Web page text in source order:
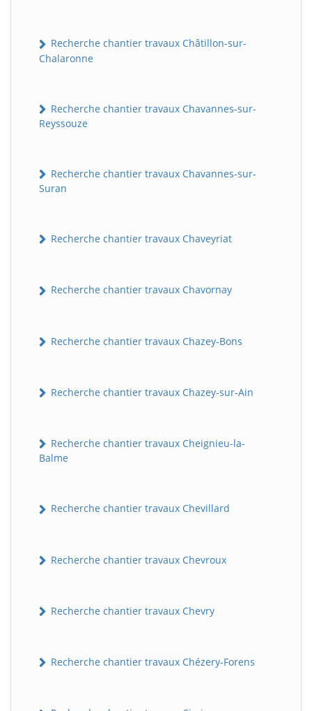
Recherche chantier travaux Châtillon-sur-
Chalaronne
Recherche chantier travaux Chavannes-sur-
Reyssouze
Recherche chantier travaux Chavannes-sur-
Suran
Recherche chantier travaux Chaveyriat
Recherche chantier travaux Chavornay
Recherche chantier travaux Chazey-Bons
Recherche chantier travaux Chazey-sur-Ain
Recherche chantier travaux Cheignieu-la-
Balme
Recherche chantier travaux Chevillard
Recherche chantier travaux Chevroux
Recherche chantier travaux Chevry
Recherche chantier travaux Chézery-Forens
BatiWebPro